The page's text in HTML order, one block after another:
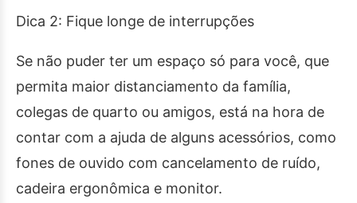
Dica 2: Fique longe de interrupções
Se não puder ter um espaço só para você, que
permita maior distanciamento da família,
colegas de quarto ou amigos, está na hora de
contar com a ajuda de alguns acessórios, como
fones de ouvido com cancelamento de ruído,
cadeira ergonômica e monitor.